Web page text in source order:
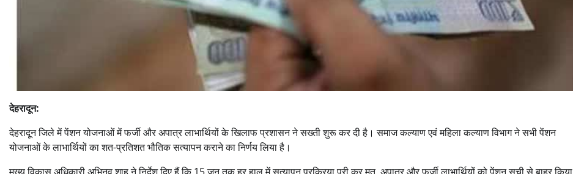
देहरादून:
देहरादून जिले में पेंशन योजनाओं में फर्जी और अपात्र लाभार्थियों के खिलाफ प्रशासन ने सख्ती शुरू कर दी है। समाज कल्याण एवं महिला कल्याण विभाग ने सभी पेंशन
योजनाओं के लाभार्थियों का शत-प्रतिशत भौतिक सत्यापन कराने का निर्णय लिया है।
मुख्य विकास अधिकारी अभिनव शाह ने निर्देश दिए हैं कि 15 जून तक हर हाल में सत्यापन प्रक्रिया पूरी कर मृत, अपात्र और फर्जी लाभार्थियों को पेंशन सूची से बाहर किया